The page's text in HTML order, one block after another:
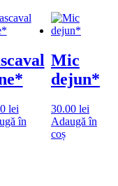
lei
în
Mic
dejun*
30.00 lei
Adaugă în
coș